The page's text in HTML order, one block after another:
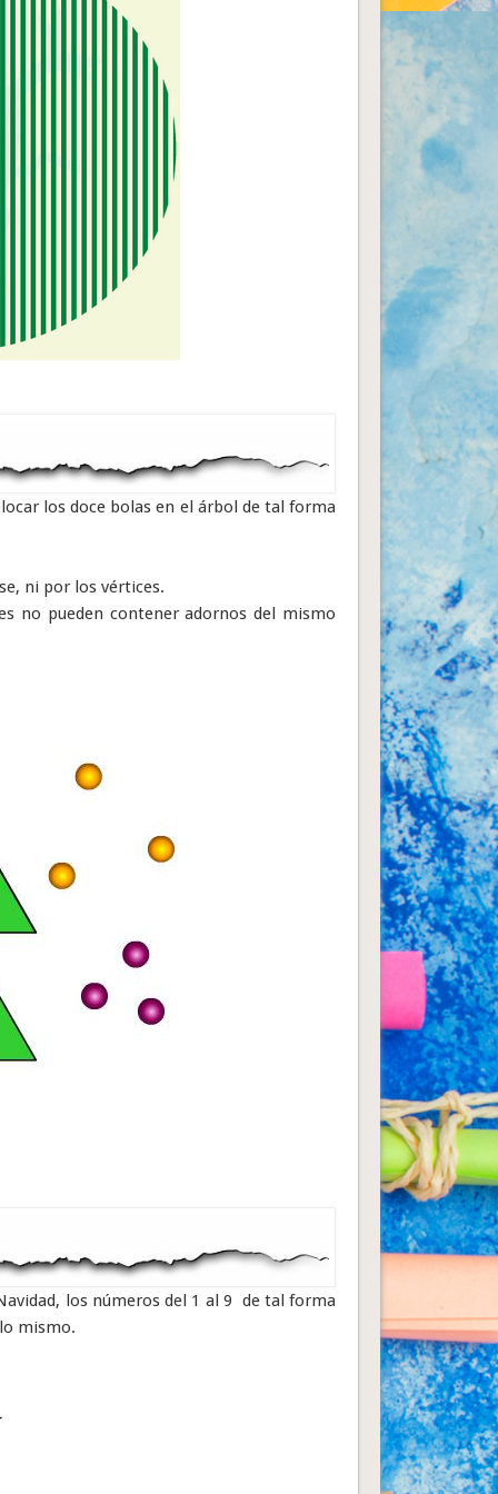
los doce bolas en el árbol de tal forma
ni por los vértices.
no pueden contener adornos del mismo
los números del 1 al 9 de tal forma
mismo.